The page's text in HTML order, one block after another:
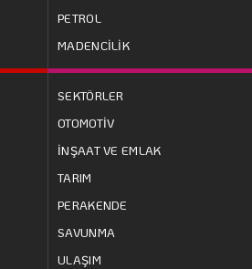
PETROL
MADENCİLİK
SEKTÖRLER
OTOMOTİV
İNŞAAT VE EMLAK
TARIM
PERAKENDE
SAVUNMA
ULAŞIM